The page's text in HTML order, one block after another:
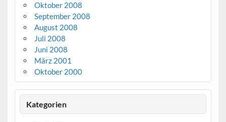
Oktober 2008
September 2008
August 2008
Juli 2008
Juni 2008
März 2001
Oktober 2000
Kategorien